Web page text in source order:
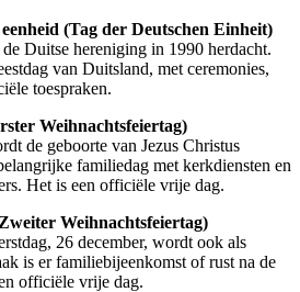
(Tag der Deutschen Einheit)
Duitse hereniging in 1990 herdacht.
van Duitsland, met ceremonies,
toespraken.
Weihnachtsfeiertag)
de geboorte van Jezus Christus
familiedag met kerkdiensten en
Het is een officiële vrije dag.
Weihnachtsfeiertag)
26 december, wordt ook als
is er familiebijeenkomst of rust na de
officiële vrije dag.